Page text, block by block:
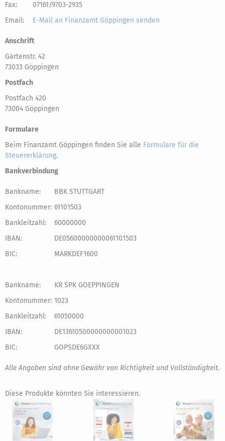
Fax:
07161/9703-2935
Email:
E-Mail an Finanzamt Göppingen senden
Anschrift
Gartenstr. 42
73033 Göppingen
Postfach
Postfach 420
73004 Göppingen
Formulare
Beim Finanzamt Göppingen finden Sie alle Formulare für die
Steuererklärung.
Bankverbindung
Bankname:
BBK STUTTGART
Kontonummer: 61101503
Bankleitzahl:
60000000
IBAN:
DE05600000000061101503
BIC:
MARKDEF1600
Bankname:
KR SPK GOEPPINGEN
Kontonummer: 1023
Bankleitzahl:
61050000
IBAN:
DE13610500000000001023
BIC:
GOPSDE6GXXX
Alle Angaben sind ohne Gewähr von Richtigkeit und Vollständigkeit.
Diese Produkte könnten Sie interessieren.